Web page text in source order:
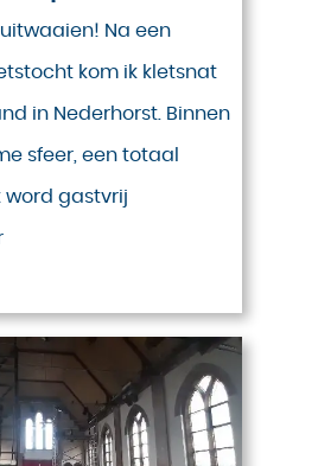
Na een
kom ik kletsnat
in Nederhorst. Binnen
sfeer, een totaal
word gastvrij